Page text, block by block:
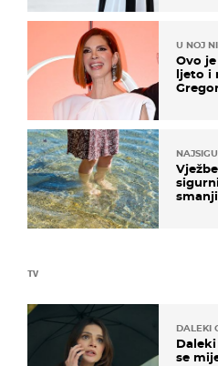
TV
DALEKI
se
U NOJ
Ovo
ljeto i